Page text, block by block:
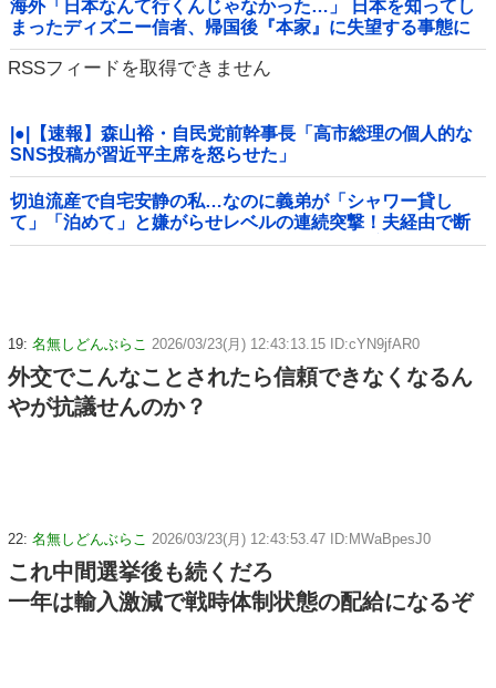
海外「日本なんて行くんじゃなかった…」 日本を知ってし
まったディズニー信者、帰国後『本家』に失望する事態に
RSSフィードを取得できません
|●|【速報】森山裕・自民党前幹事長「高市総理の個人的な
SNS投稿が習近平主席を怒らせた」
切迫流産で自宅安静の私…なのに義弟が「シャワー貸し
て」「泊めて」と嫌がらせレベルの連続突撃！夫経由で断
ると私に直接LINEしてきて絶句←大人しく自宅の風呂に入
19: 名無しどんぶらこ 2026/03/23(月) 12:43:13.15 ID:cYN9jfAR0
外交でこんなことされたら信頼できなくなるん
やが抗議せんのか？
22: 名無しどんぶらこ 2026/03/23(月) 12:43:53.47 ID:MWaBpesJ0
これ中間選挙後も続くだろ
一年は輸入激減で戦時体制状態の配給になるぞ